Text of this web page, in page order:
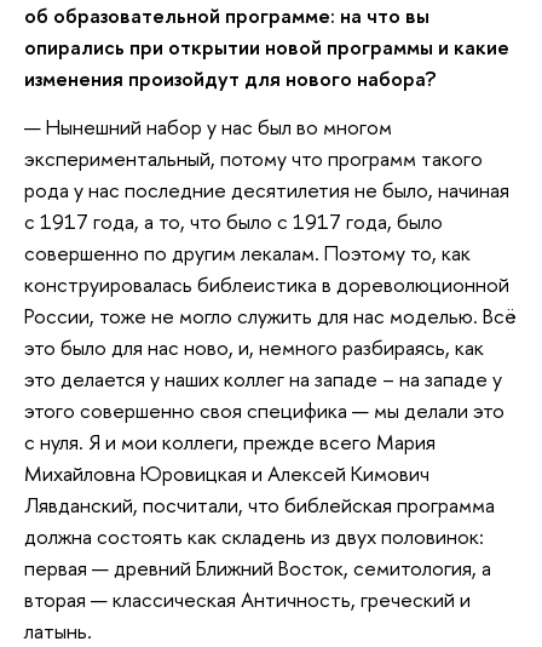
об образовательной программе: на что вы
опирались при открытии новой программы и какие
изменения произойдут для нового набора?
— Нынешний набор у нас был во многом
экспериментальный, потому что программ такого
рода у нас последние десятилетия не было, начиная
с 1917 года, а то, что было с 1917 года, было
совершенно по другим лекалам. Поэтому то, как
конструировалась библеистика в дореволюционной
России, тоже не могло служить для нас моделью. Всё
это было для нас ново, и, немного разбираясь, как
это делается у наших коллег на западе – на западе у
этого совершенно своя специфика — мы делали это
с нуля. Я и мои коллеги, прежде всего Мария
Михайловна Юровицкая и Алексей Кимович
Лявданский, посчитали, что библейская программа
должна состоять как складень из двух половинок:
первая — древний Ближний Восток, семитология, а
вторая — классическая Античность, греческий и
латынь.